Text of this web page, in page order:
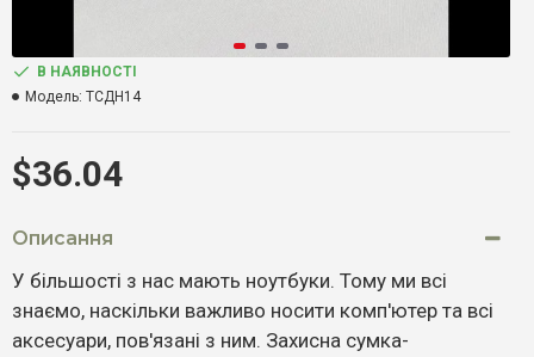
Описання
У більшості з нас мають ноутбуки. Тому ми всі
знаємо, наскільки важливо носити комп'ютер та всі
аксесуари, пов'язані з ним. Захисна сумка-
$36.04
В НАЯВНОСТІ
Модель: ТСДН14